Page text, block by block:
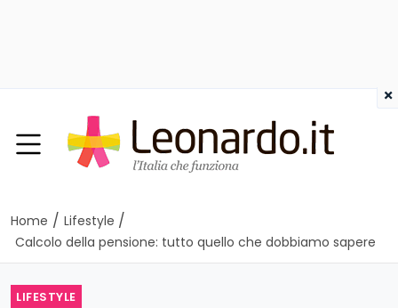
Home / Lifestyle /
Calcolo della pensione: tutto quello che dobbiamo sapere
LIFESTYLE
×